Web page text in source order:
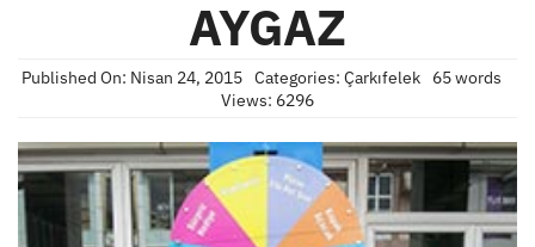
AYGAZ
Published On: Nisan 24, 2015 Categories: Çarkıfelek
65 words
Views: 6296